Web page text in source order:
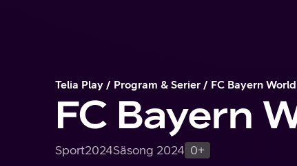
Telia Play Program & Serier FC Bayern
FC Bayern
Sport2024Säsong 2024 0+